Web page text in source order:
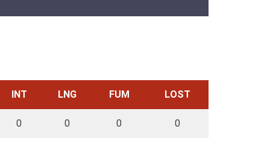
INT LNG FUM LOST
0 0 0 0